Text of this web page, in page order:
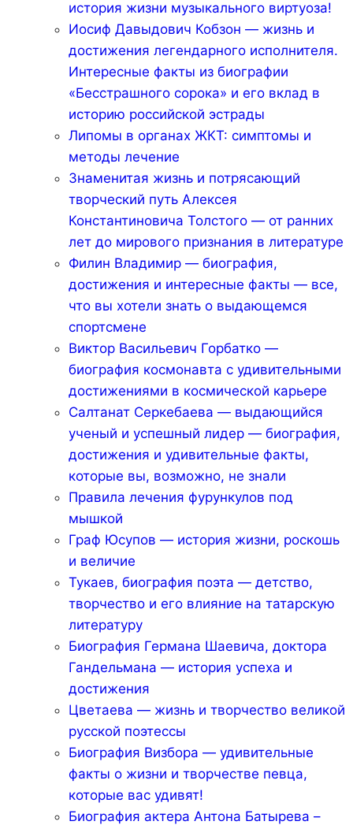
история жизни музыкального виртуоза!
Иосиф Давыдович Кобзон — жизнь и
достижения легендарного исполнителя.
Интересные факты из биографии
«Бесстрашного сорока» и его вклад в
историю российской эстрады
Липомы в органах ЖКТ: симптомы и
методы лечение
Знаменитая жизнь и потрясающий
творческий путь Алексея
Константиновича Толстого — от ранних
лет до мирового признания в литературе
Филин Владимир — биография,
достижения и интересные факты — все,
что вы хотели знать о выдающемся
спортсмене
Виктор Васильевич Горбатко —
биография космонавта с удивительными
достижениями в космической карьере
Салтанат Серкебаева — выдающийся
ученый и успешный лидер — биография,
достижения и удивительные факты,
которые вы, возможно, не знали
Правила лечения фурункулов под
мышкой
Граф Юсупов — история жизни, роскошь
и величие
Тукаев, биография поэта — детство,
творчество и его влияние на татарскую
литературу
Биография Германа Шаевича, доктора
Гандельмана — история успеха и
достижения
Цветаева — жизнь и творчество великой
русской поэтессы
Биография Визбора — удивительные
факты о жизни и творчестве певца,
которые вас удивят!
Биография актера Антона Батырева –